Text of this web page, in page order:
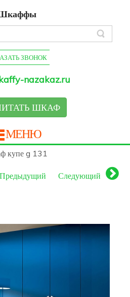
ЗВОНОК
nazakaz.ru
ШКАФ
МЕНЮ
купе g 131
Предыдущий Следующий